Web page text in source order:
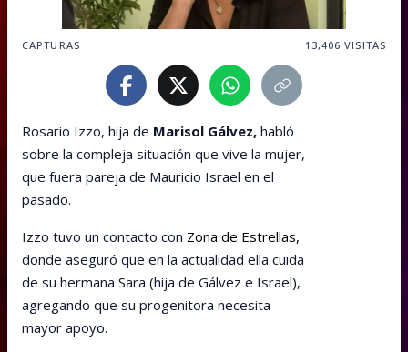
CAPTURAS 13,406 VISITAS
Rosario Izzo, hija de Marisol Gálvez, habló
sobre la compleja situación que vive la mujer,
que fuera pareja de Mauricio Israel en el
pasado.
Izzo tuvo un contacto con Zona de Estrellas,
donde aseguró que en la actualidad ella cuida
de su hermana Sara (hija de Gálvez e Israel),
agregando que su progenitora necesita
mayor apoyo.